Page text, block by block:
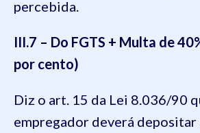
percebida.
III.7 – Do FGTS + Multa de
por cento)
Diz o art. 15 da Lei 8.036/90
empregador deverá depositar